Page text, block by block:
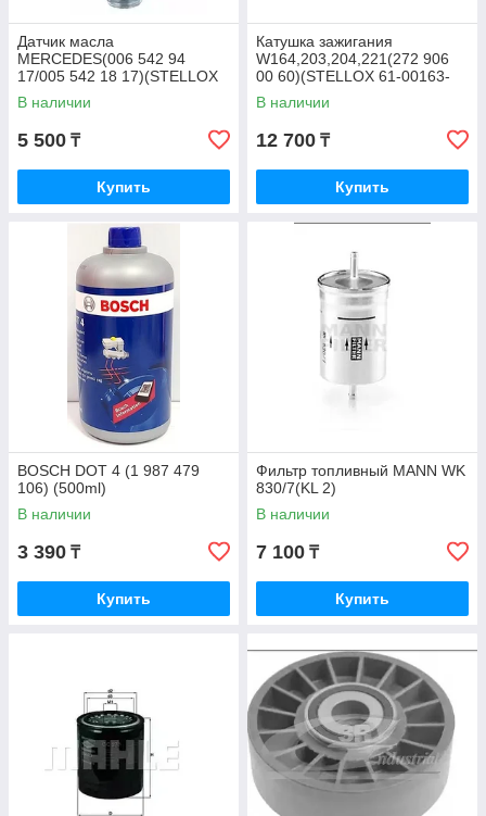
Датчик масла
MERCEDES(006 542 94
17/005 542 18 17)(STELLOX
06-08018-SX)
В наличии
5 500 ₸
Купить
Катушка зажигания
W164,203,204,221(272 906
00 60)(STELLOX 61-00163-
SX)
В наличии
12 700 ₸
Купить
BOSCH DOT 4 (1 987 479
106) (500ml)
В наличии
3 390 ₸
Купить
Фильтр топливный MANN WK
830/7(KL 2)
В наличии
7 100 ₸
Купить